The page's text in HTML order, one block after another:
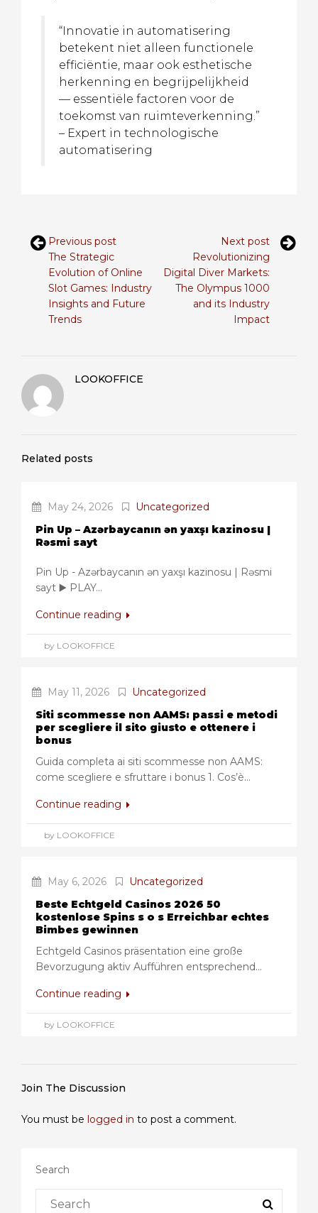
“Innovatie in automatisering
betekent niet alleen functionele
efficiëntie, maar ook esthetische
herkenning en begrijpelijkheid
— essentiële factoren voor de
toekomst van ruimteverkenning.”
– Expert in technologische
automatisering
Previous post
The Strategic
Evolution of Online
Slot Games: Industry
Insights and Future
Trends
Next post
Revolutionizing
Digital Diver Markets:
The Olympus 1000
and its Industry
Impact
LOOKOFFICE
Related posts
May 24, 2026
Uncategorized
Pin Up – Azərbaycanın ən yaxşı kazinosu |
Rəsmi sayt
Pin Up - Azərbaycanın ən yaxşı kazinosu | Rəsmi
sayt ▶️ PLAY...
Continue reading
by LOOKOFFICE
May 11, 2026
Uncategorized
Siti scommesse non AAMS: passi e metodi
per scegliere il sito giusto e ottenere i
bonus
Guida completa ai siti scommesse non AAMS:
come scegliere e sfruttare i bonus 1. Cos’è...
Continue reading
by LOOKOFFICE
May 6, 2026
Uncategorized
Beste Echtgeld Casinos 2026 50
kostenlose Spins s o s Erreichbar echtes
Bimbes gewinnen
Echtgeld Casinos präsentation eine große
Bevorzugung aktiv Aufführen entsprechend...
Continue reading
by LOOKOFFICE
Join The Discussion
You must be logged in to post a comment.
Search